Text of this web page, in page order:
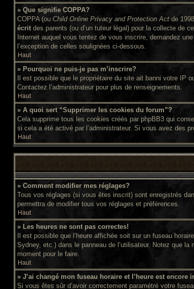
» Que signifie COPPA?
COPPA (ou Child Online Privacy and Protection Act de
écrit des parents (ou d’un tuteur légal) pour la collecte de
Internet auquel vous tentez de vous inscrire, demandez
l’exception de celles soulignées ci-dessous.
Haut
» Pourquoi ne puis-je pas m’inscrire?
Il est possible que le propriétaire du site ait banni votre IP
Contactez l’administrateur pour plus de renseignements.
Haut
» A quoi sert “Supprimer les cookies du forum”?
Cela supprime tous les cookies créés par phpBB3 qui
si cela a été activé par l’administrateur. Si vous avez des
Haut
» Comment modifier mes réglages?
Tous vos réglages (si vous êtes inscrit) sont enregistrés
permettra de modifier tous vos réglages et préférences.
Haut
» Les heures ne sont pas correctes!
Il est possible que l’heure affichée soit sur un fuseau
Sydney, etc.) dans le panneau de l’utilisateur. Notez que
moment pour le faire.
Haut
» J’ai changé mon fuseau horaire et l’heure est encore
Si vous êtes sûr d’avoir correctement paramétré votre